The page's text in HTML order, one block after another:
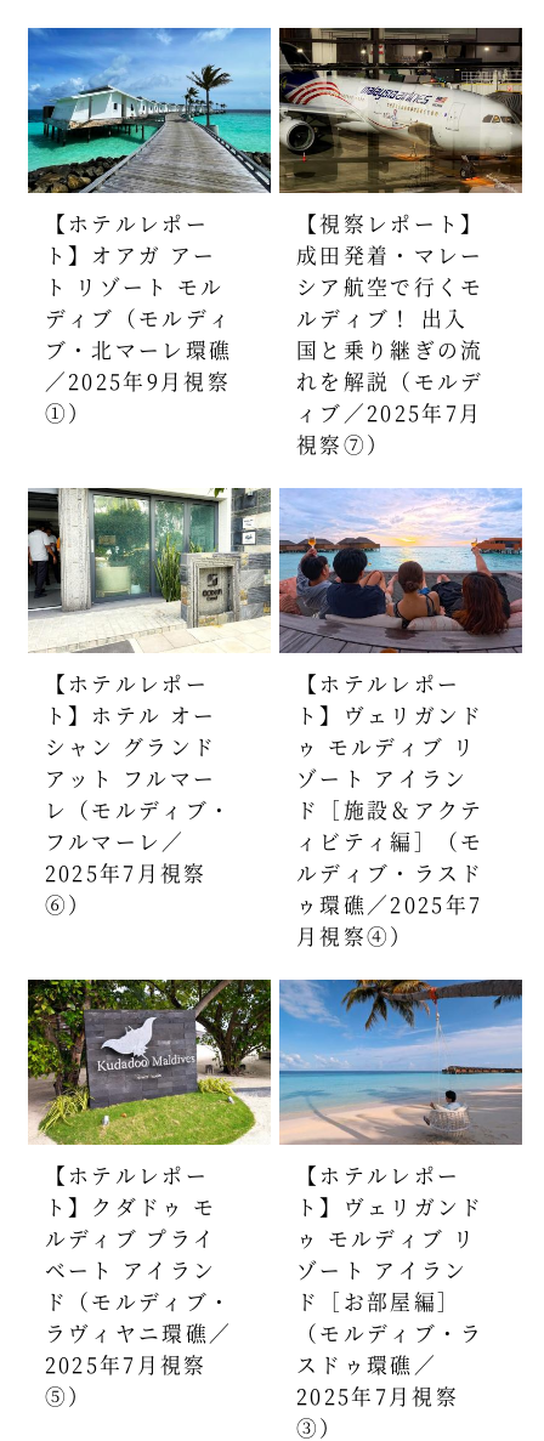
【ホテルレポー
ト】オアガ アー
ト リゾート モル
ディブ（モルディ
ブ・北マーレ環礁
／2025年9月視察
①）
【視察レポート】
成田発着・マレー
シア航空で行くモ
ルディブ！ 出入
国と乗り継ぎの流
れを解説（モルデ
ィブ／2025年7月
視察⑦）
【ホテルレポー
ト】ホテル オー
シャン グランド
アット フルマー
レ（モルディブ・
フルマーレ／
2025年7月視察
⑥）
【ホテルレポー
ト】ヴェリガンド
ゥ モルディブ リ
ゾート アイラン
ド［施設＆アクテ
ィビティ編］（モ
ルディブ・ラスド
ゥ環礁／2025年7
月視察④）
【ホテルレポー
ト】クダドゥ モ
ルディブ プライ
ベート アイラン
ド（モルディブ・
ラヴィヤニ環礁／
2025年7月視察
⑤）
【ホテルレポー
ト】ヴェリガンド
ゥ モルディブ リ
ゾート アイラン
ド［お部屋編］
（モルディブ・ラ
スドゥ環礁／
2025年7月視察
③）